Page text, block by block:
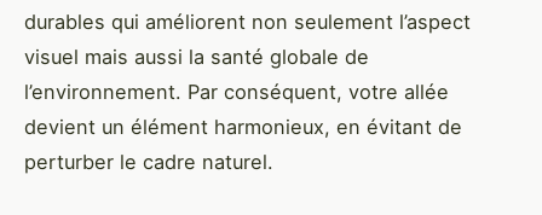
durables qui améliorent non seulement l’aspect
visuel mais aussi la santé globale de
l’environnement. Par conséquent, votre allée
devient un élément harmonieux, en évitant de
perturber le cadre naturel.